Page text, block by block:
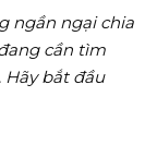
ngần ngại chia
cần tìm
bắt đầu